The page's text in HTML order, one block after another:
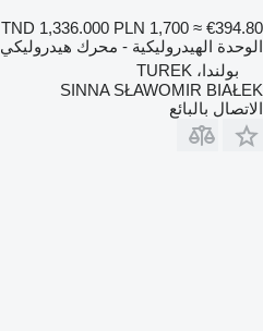
TND 1,336.000 PLN 1,700 ≈ €394.80
الوحدة الهيدروليكية - محرك هيدروليكي
بولندا، TUREK
SINNA SŁAWOMIR BIAŁEK
الاتصال بالبائع